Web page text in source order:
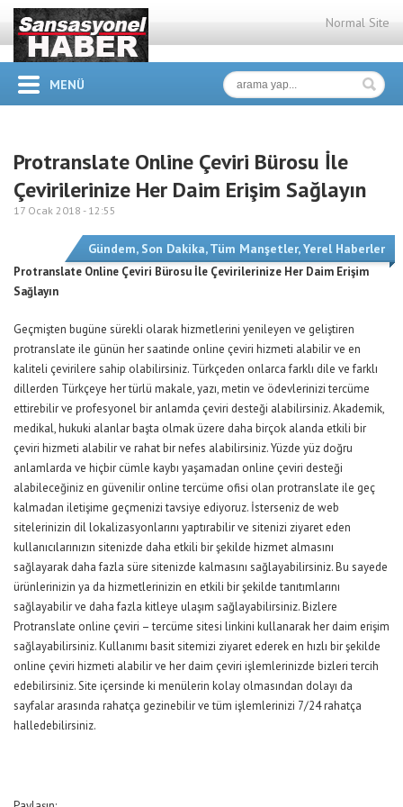
Normal Site
MENÜ
Protranslate Online Çeviri Bürosu İle
Çevirilerinize Her Daim Erişim Sağlayın
17 Ocak 2018 - 12:55
Gündem, Son Dakika,Tüm Manşetler,Yerel Haberler
Protranslate Online Çeviri Bürosu İle Çevirilerinize Her Daim Erişim
Sağlayın
Geçmişten bugüne sürekli olarak hizmetlerini yenileyen ve geliştiren
protranslate ile günün her saatinde online çeviri hizmeti alabilir ve en
kaliteli çevirilere sahip olabilirsiniz. Türkçeden onlarca farklı dile ve farklı
dillerden Türkçeye her türlü makale, yazı, metin ve ödevlerinizi tercüme
ettirebilir ve profesyonel bir anlamda çeviri desteği alabilirsiniz. Akademik,
medikal, hukuki alanlar başta olmak üzere daha birçok alanda etkili bir
çeviri hizmeti alabilir ve rahat bir nefes alabilirsiniz. Yüzde yüz doğru
anlamlarda ve hiçbir cümle kaybı yaşamadan online çeviri desteği
alabileceğiniz en güvenilir online tercüme ofisi olan protranslate ile geç
kalmadan iletişime geçmenizi tavsiye ediyoruz. İsterseniz de web
sitelerinizin dil lokalizasyonlarını yaptırabilir ve sitenizi ziyaret eden
kullanıcılarınızın sitenizde daha etkili bir şekilde hizmet almasını
sağlayarak daha fazla süre sitenizde kalmasını sağlayabilirsiniz. Bu sayede
ürünlerinizin ya da hizmetlerinizin en etkili bir şekilde tanıtımlarını
sağlayabilir ve daha fazla kitleye ulaşım sağlayabilirsiniz. Bizlere
Protranslate online çeviri – tercüme sitesi linkini kullanarak her daim erişim
sağlayabilirsiniz. Kullanımı basit sitemizi ziyaret ederek en hızlı bir şekilde
online çeviri hizmeti alabilir ve her daim çeviri işlemlerinizde bizleri tercih
edebilirsiniz. Site içersinde ki menülerin kolay olmasından dolayı da
sayfalar arasında rahatça gezinebilir ve tüm işlemlerinizi 7/24 rahatça
halledebilirsiniz.